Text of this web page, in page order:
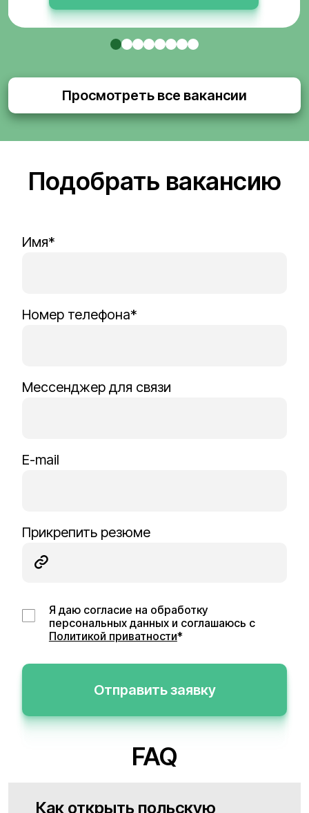
Просмотреть все вакансии
Подобрать вакансию
Имя*
Номер телефона*
Мессенджер для связи
E-mail
Прикрепить резюме
Я даю согласие на обработку
персональных данных и соглашаюсь с
Политикой приватности*
Отправить заявку
FAQ
Как открыть польскую